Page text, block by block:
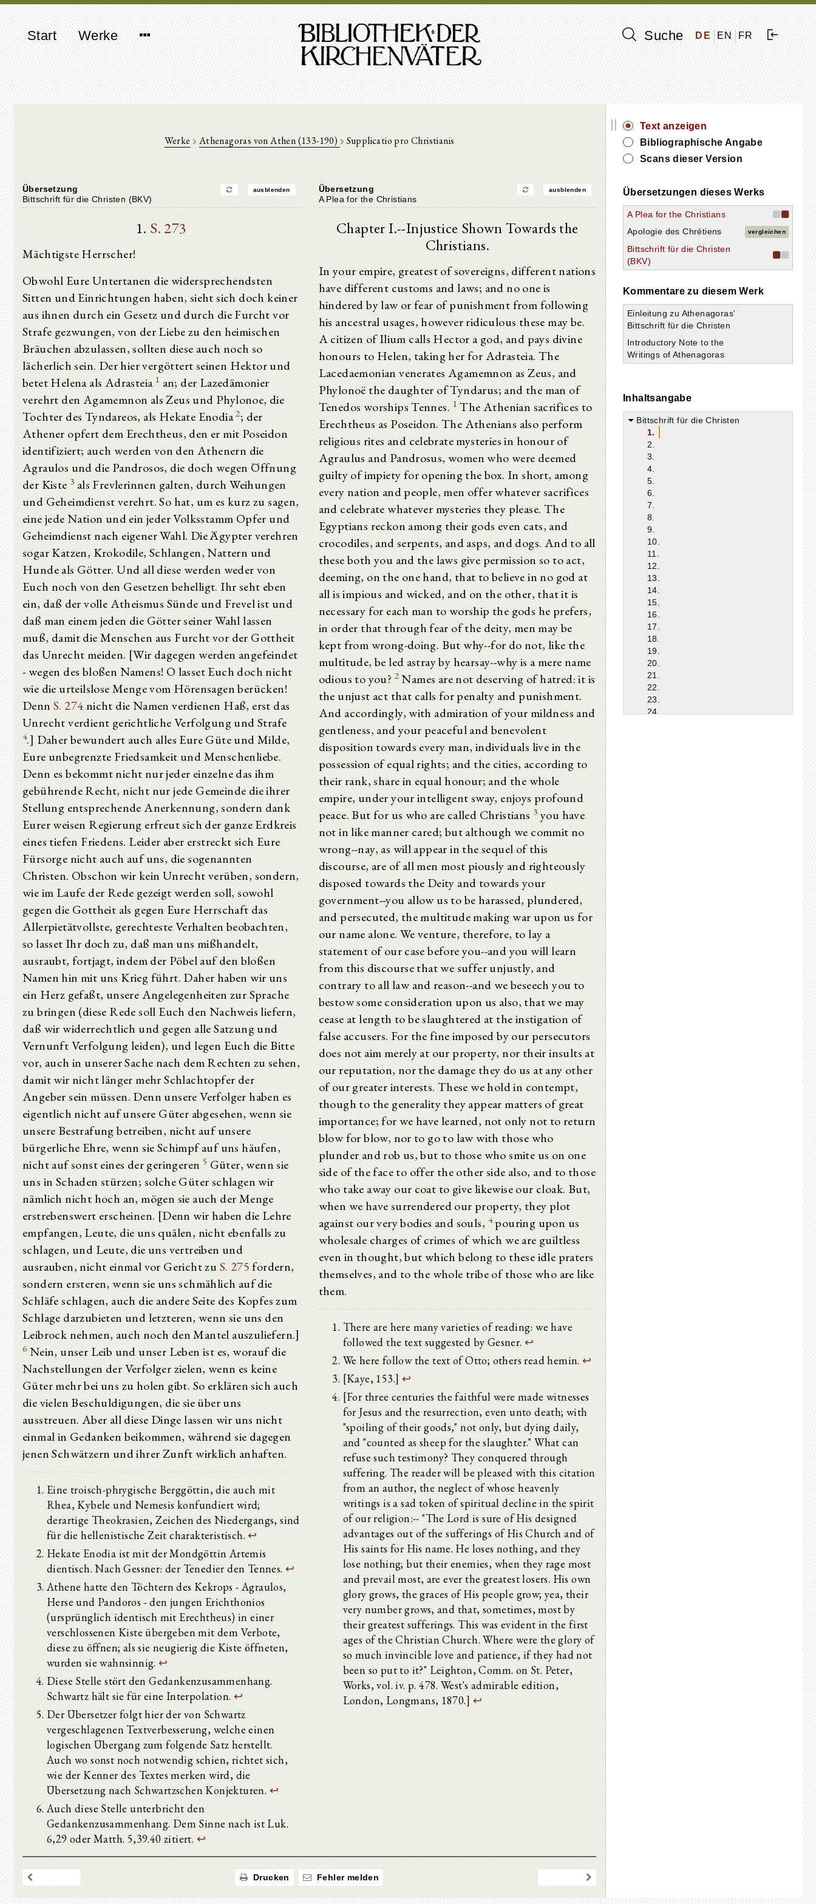
Start Werke Suche DE EN FR
Werke Athenagoras von Athen (133-190) Supplicatio pro Christianis
Übersetzung ausblenden
Bittschrift für die Christen (BKV)
1. S. 273
Mächtigste Herrscher!
Obwohl Eure Untertanen die widersprechendsten
Sitten und Einrichtungen haben, sieht sich doch keiner
aus ihnen durch ein Gesetz und durch die Furcht vor
Strafe gezwungen, von der Liebe zu den heimischen
Bräuchen abzulassen, sollten diese auch noch so
lächerlich sein. Der hier vergöttert seinen Hektor und
betet Helena als Adrasteia 1 an; der Lazedämonier
verehrt den Agamemnon als Zeus und Phylonoe, die
Tochter des Tyndareos, als Hekate Enodia2; der
Athener opfert dem Erechtheus, den er mit Poseidon
identifiziert; auch werden von den Athenern die
Agraulos und die Pandrosos, die doch wegen Öffnung
der Kiste 3 als Frevlerinnen galten, durch Weihungen
und Geheimdienst verehrt. So hat, um es kurz zu sagen,
eine jede Nation und ein jeder Volksstamm Opfer und
Geheimdienst nach eigener Wahl. Die Ägypter verehren
sogar Katzen, Krokodile, Schlangen, Nattern und
Hunde als Götter. Und all diese werden weder von
Euch noch von den Gesetzen behelligt. Ihr seht eben
ein, daß der volle Atheismus Sünde und Frevel ist und
daß man einem jeden die Götter seiner Wahl lassen
muß, damit die Menschen aus Furcht vor der Gottheit
das Unrecht meiden. [Wir dagegen werden angefeindet
- wegen des bloßen Namens! O lasset Euch doch nicht
wie die urteilslose Menge vom Hörensagen berücken!
Denn S. 274nicht die Namen verdienen Haß, erst das
Unrecht verdient gerichtliche Verfolgung und Strafe
4.] Daher bewundert auch alles Eure Güte und Milde,
Eure unbegrenzte Friedsamkeit und Menschenliebe.
Denn es bekommt nicht nur jeder einzelne das ihm
gebührende Recht, nicht nur jede Gemeinde die ihrer
Stellung entsprechende Anerkennung, sondern dank
Eurer weisen Regierung erfreut sich der ganze Erdkreis
eines tiefen Friedens. Leider aber erstreckt sich Eure
Fürsorge nicht auch auf uns, die sogenannten
Christen. Obschon wir kein Unrecht verüben, sondern,
wie im Laufe der Rede gezeigt werden soll, sowohl
gegen die Gottheit als gegen Eure Herrschaft das
Allerpietätvollste, gerechteste Verhalten beobachten,
so lasset Ihr doch zu, daß man uns mißhandelt,
ausraubt, fortjagt, indem der Pöbel auf den bloßen
Namen hin mit uns Krieg führt. Daher haben wir uns
ein Herz gefaßt, unsere Angelegenheiten zur Sprache
zu bringen (diese Rede soll Euch den Nachweis liefern,
daß wir widerrechtlich und gegen alle Satzung und
Vernunft Verfolgung leiden), und legen Euch die Bitte
vor, auch in unserer Sache nach dem Rechten zu sehen,
damit wir nicht länger mehr Schlachtopfer der
Angeber sein müssen. Denn unsere Verfolger haben es
eigentlich nicht auf unsere Güter abgesehen, wenn sie
unsere Bestrafung betreiben, nicht auf unsere
bürgerliche Ehre, wenn sie Schimpf auf uns häufen,
nicht auf sonst eines der geringeren 5 Güter, wenn sie
uns in Schaden stürzen; solche Güter schlagen wir
nämlich nicht hoch an, mögen sie auch der Menge
erstrebenswert erscheinen. [Denn wir haben die Lehre
empfangen, Leute, die uns quälen, nicht ebenfalls zu
schlagen, und Leute, die uns vertreiben und
ausrauben, nicht einmal vor Gericht zuS. 275fordern,
sondern ersteren, wenn sie uns schmählich auf die
Schläfe schlagen, auch die andere Seite des Kopfes zum
Schlage darzubieten und letzteren, wenn sie uns den
Leibrock nehmen, auch noch den Mantel auszuliefern.]
6 Nein, unser Leib und unser Leben ist es, worauf die
Nachstellungen der Verfolger zielen, wenn es keine
Güter mehr bei uns zu holen gibt. So erklären sich auch
die vielen Beschuldigungen, die sie über uns
ausstreuen. Aber all diese Dinge lassen wir uns nicht
einmal in Gedanken beikommen, während sie dagegen
jenen Schwätzern und ihrer Zunft wirklich anhaften.
Eine troisch-phrygische Berggöttin, die auch mit
Rhea, Kybele und Nemesis konfundiert wird;
derartige Theokrasien, Zeichen des Niedergangs, sind
für die hellenistische Zeit charakteristisch. ↩
Hekate Enodia ist mit der Mondgöttin Artemis
dientisch. Nach Gessner: der Tenedier den Tennes. ↩
Athene hatte den Töchtern des Kekrops - Agraulos,
Herse und Pandoros - den jungen Erichthonios
(ursprünglich identisch mit Erechtheus) in einer
verschlossenen Kiste übergeben mit dem Verbote,
diese zu öffnen; als sie neugierig die Kiste öffneten,
wurden sie wahnsinnig. ↩
Diese Stelle stört den Gedankenzusammenhang.
Schwartz hält sie für eine Interpolation. ↩
Der Übersetzer folgt hier der von Schwartz
vergeschlagenen Textverbesserung, welche einen
logischen Übergang zum folgende Satz herstellt.
Auch wo sonst noch notwendig schien, richtet sich,
wie der Kenner des Textes merken wird, die
Übersetzung nach Schwartzschen Konjekturen. ↩
Auch diese Stelle unterbricht den
Gedankenzusammenhang. Dem Sinne nach ist Luk.
6,29 oder Matth. 5,39.40 zitiert. ↩
Übersetzung ausblenden
A Plea for the Christians
Chapter I.--Injustice Shown Towards the
Christians.
In your empire, greatest of sovereigns, different nations
have different customs and laws; and no one is
hindered by law or fear of punishment from following
his ancestral usages, however ridiculous these may be.
A citizen of Ilium calls Hector a god, and pays divine
honours to Helen, taking her for Adrasteia. The
Lacedaemonian venerates Agamemnon as Zeus, and
Phylonoë the daughter of Tyndarus; and the man of
Tenedos worships Tennes. 1 The Athenian sacrifices to
Erechtheus as Poseidon. The Athenians also perform
religious rites and celebrate mysteries in honour of
Agraulus and Pandrosus, women who were deemed
guilty of impiety for opening the box. In short, among
every nation and people, men offer whatever sacrifices
and celebrate whatever mysteries they please. The
Egyptians reckon among their gods even cats, and
crocodiles, and serpents, and asps, and dogs. And to all
these both you and the laws give permission so to act,
deeming, on the one hand, that to believe in no god at
all is impious and wicked, and on the other, that it is
necessary for each man to worship the gods he prefers,
in order that through fear of the deity, men may be
kept from wrong-doing. But why--for do not, like the
multitude, be led astray by hearsay--why is a mere name
odious to you? 2Names are not deserving of hatred: it is
the unjust act that calls for penalty and punishment.
And accordingly, with admiration of your mildness and
gentleness, and your peaceful and benevolent
disposition towards every man, individuals live in the
possession of equal rights; and the cities, according to
their rank, share in equal honour; and the whole
empire, under your intelligent sway, enjoys profound
peace. But for us who are called Christians 3 you have
not in like manner cared; but although we commit no
wrong--nay, as will appear in the sequel of this
discourse, are of all men most piously and righteously
disposed towards the Deity and towards your
government--you allow us to be harassed, plundered,
and persecuted, the multitude making war upon us for
our name alone. We venture, therefore, to lay a
statement of our case before you--and you will learn
from this discourse that we suffer unjustly, and
contrary to all law and reason--and we beseech you to
bestow some consideration upon us also, that we may
cease at length to be slaughtered at the instigation of
false accusers. For the fine imposed by our persecutors
does not aim merely at our property, nor their insults at
our reputation, nor the damage they do us at any other
of our greater interests. These we hold in contempt,
though to the generality they appear matters of great
importance; for we have learned, not only not to return
blow for blow, nor to go to law with those who
plunder and rob us, but to those who smite us on one
side of the face to offer the other side also, and to those
who take away our coat to give likewise our cloak. But,
when we have surrendered our property, they plot
against our very bodies and souls, 4pouring upon us
wholesale charges of crimes of which we are guiltless
even in thought, but which belong to these idle praters
themselves, and to the whole tribe of those who are like
them.
There are here many varieties of reading: we have
followed the text suggested by Gesner.↩
We here follow the text of Otto; others read hemin. ↩
[Kaye, 153.] ↩
[For three centuries the faithful were made witnesses
for Jesus and the resurrection, even unto death; with
"spoiling of their goods," not only, but dying daily,
and "counted as sheep for the slaughter." What can
refuse such testimony? They conquered through
suffering. The reader will be pleased with this citation
from an author, the neglect of whose heavenly
writings is a sad token of spiritual decline in the spirit
of our religion:-- "The Lord is sure of His designed
advantages out of the sufferings of His Church and of
His saints for His name. He loses nothing, and they
lose nothing; but their enemies, when they rage most
and prevail most, are ever the greatest losers. His own
glory grows, the graces of His people grow; yea, their
very number grows, and that, sometimes, most by
their greatest sufferings. This was evident in the first
ages of the Christian Church. Where were the glory of
so much invincible love and patience, if they had not
been so put to it?" Leighton, Comm. on St. Peter,
Works, vol. iv. p. 478. West's admirable edition,
London, Longmans, 1870.] ↩
Drucken Fehler melden
||
Text anzeigen
Bibliographische Angabe
Scans dieser Version
Übersetzungen dieses Werks
A Plea for the Christians
Apologie des Chrétiens
vergleichen
Bittschrift für die Christen
(BKV)
Kommentare zu diesem Werk
Einleitung zu Athenagoras'
Bittschrift für die Christen
Introductory Note to the
Writings of Athenagoras
Inhaltsangabe
Bittschrift für die Christen
1.
2.
3.
4.
5.
6.
7.
8.
9.
10.
11.
12.
13.
14.
15.
16.
17.
18.
19.
20.
21.
22.
23.
24.